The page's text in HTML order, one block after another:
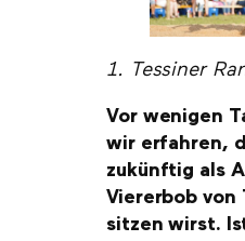
1. Tessiner
Vor wenigen
wir erfahren,
zukünftig als
Viererbob von
sitzen wirst.